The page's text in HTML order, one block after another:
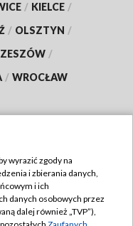
/ KIELCE /
/ OLSZTYN /
/
/ WROCŁAW
wyrazić zgody na
i zbierania danych,
i ich
danych osobowych przez
dalej również „TVP”),